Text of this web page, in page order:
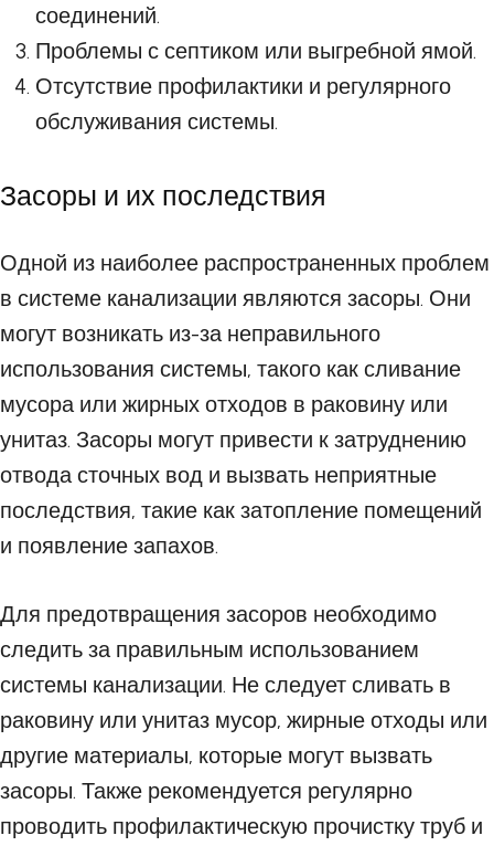
соединений.
Проблемы с септиком или выгребной ямой.
Отсутствие профилактики и регулярного
обслуживания системы.
Засоры и их последствия
Одной из наиболее распространенных проблем
в системе канализации являются засоры. Они
могут возникать из-за неправильного
использования системы, такого как сливание
мусора или жирных отходов в раковину или
унитаз. Засоры могут привести к затруднению
отвода сточных вод и вызвать неприятные
последствия, такие как затопление помещений
и появление запахов.
Для предотвращения засоров необходимо
следить за правильным использованием
системы канализации. Не следует сливать в
раковину или унитаз мусор, жирные отходы или
другие материалы, которые могут вызвать
засоры. Также рекомендуется регулярно
проводить профилактическую прочистку труб и